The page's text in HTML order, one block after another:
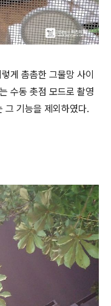
게 촘촘한 그물망 사이
수동 촛점 모드로 촬영
그 기능을 제외하였다.